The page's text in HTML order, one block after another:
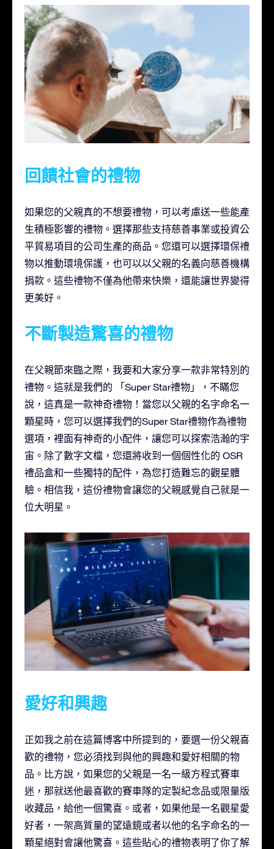
回饋社會的禮物
如果您的父親真的不想要禮物，可以考慮送一些能產
生積極影響的禮物。選擇那些支持慈善事業或投資公
平貿易項目的公司生產的商品。您還可以選擇環保禮
物以推動環境保護，也可以以父親的名義向慈善機構
捐款。這些禮物不僅為他帶來快樂，還能讓世界變得
更美好。
不斷製造驚喜的禮物
在父親節來臨之際，我要和大家分享一款非常特別的
禮物。這就是我們的 「Super Star禮物」，不瞞您
說，這真是一款神奇禮物！當您以父親的名字命名一
顆星時，您可以選擇我們的Super Star禮物作為禮物
選項，裡面有神奇的小配件，讓您可以探索浩瀚的宇
宙。除了數字文檔，您還將收到一個個性化的 OSR
禮品盒和一些獨特的配件，為您打造難忘的觀星體
驗。相信我，這份禮物會讓您的父親感覺自己就是一
位大明星。
愛好和興趣
正如我之前在這篇博客中所提到的，要選一份父親喜
歡的禮物，您必須找到與他的興趣和愛好相關的物
品。比方說，如果您的父親是一名一級方程式賽車
迷，那就送他最喜歡的賽車隊的定製紀念品或限量版
收藏品，給他一個驚喜。或者，如果他是一名觀星愛
好者，一架高質量的望遠鏡或者以他的名字命名的一
顆星絕對會讓他驚喜。這些貼心的禮物表明了你了解